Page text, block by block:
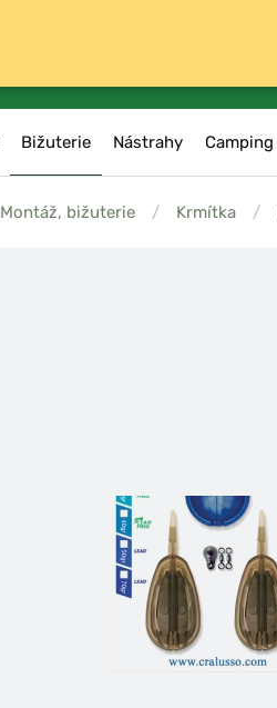
Bižuterie Nástrahy Camping
Montáž, bižuterie / Krmítka /